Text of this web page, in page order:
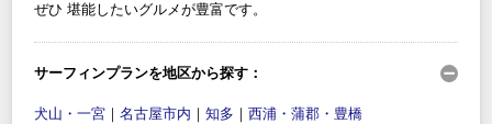
ぜひ 堪能したいグルメが豊富です。
サーフィンプランを地区から探す：
犬山・一宮 ｜ 名古屋市内 ｜ 知多 ｜ 西浦・蒲郡・豊橋